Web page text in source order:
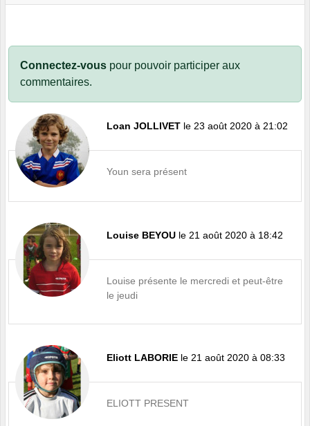
Connectez-vous pour pouvoir participer aux
commentaires.
Loan JOLLIVET le 23 août 2020 à 21:02
Youn sera présent
Louise BEYOU le 21 août 2020 à 18:42
Louise présente le mercredi et peut-être
le jeudi
Eliott LABORIE le 21 août 2020 à 08:33
ELIOTT PRESENT